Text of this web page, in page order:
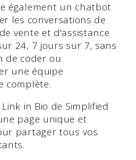
également un chatbot
les conversations de
vente et d'assistance
24, 7 jours sur 7, sans
de coder ou
une équipe
complète.
in Bio de Simplified
page unique et
partager tous vos